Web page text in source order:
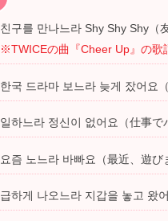
친구를 만나느라 Shy Shy Shy（
※TWICEの曲『Cheer Up』の歌
한국 드라마 보느라 늦게 잤어요
일하느라 정신이 없어요（仕事で
요즘 노느라 바빠요（最近、遊び
급하게 나오느라 지갑을 놓고 왔